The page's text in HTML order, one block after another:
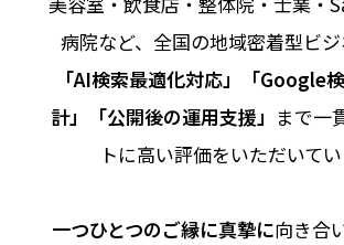
病院など、全国の地域密着型ビジ
「AI検索最適化対応」「Google
計」「公開後の運用支援」 まで一
トに高い評価をいただいてい
一つひとつのご縁に真摯に向き合